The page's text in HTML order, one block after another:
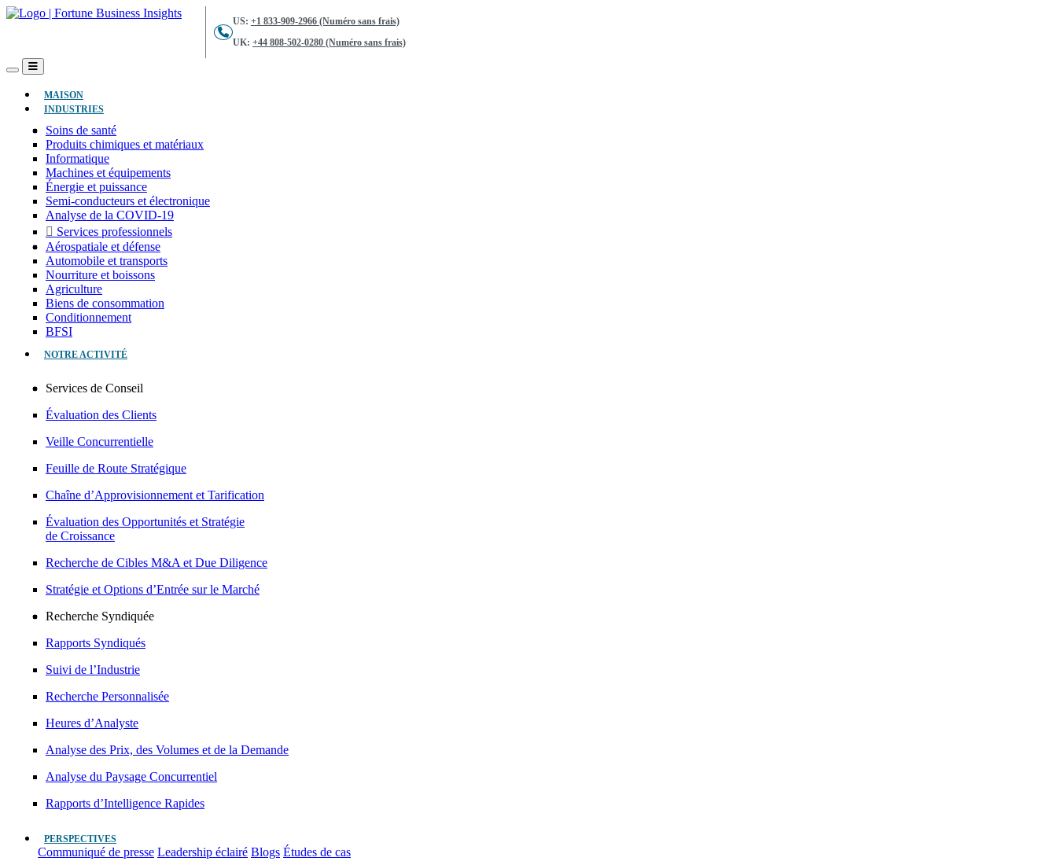
US: +1 833-909-2966 (Numéro sans frais)
UK: +44 808-502-0280 (Numéro sans frais)
MAISON(ACTUEL)
INDUSTRIES
Soins de santé
Produits chimiques et matériaux
Informatique
Machines et équipements
Énergie et puissance
Semi-conducteurs et électronique
Analyse de la COVID-19
Services professionnels
Aérospatiale et défense
Automobile et transports
Nourriture et boissons
Agriculture
Biens de consommation
Conditionnement
BFSI
NOTRE ACTIVITÉ
Services de Conseil
Évaluation des Clients
Veille Concurrentielle
Feuille de Route Stratégique
Chaîne d’Approvisionnement et Tarification
Évaluation des Opportunités et Stratégie
de Croissance
Recherche de Cibles M&A et Due Diligence
Stratégie et Options d’Entrée sur le Marché
Recherche Syndiquée
Rapports Syndiqués
Suivi de l’Industrie
Recherche Personnalisée
Heures d’Analyste
Analyse des Prix, des Volumes et de la Demande
Analyse du Paysage Concurrentiel
Rapports d’Intelligence Rapides
PERSPECTIVES
Communiqué de presse Leadership éclairé Blogs Études de cas